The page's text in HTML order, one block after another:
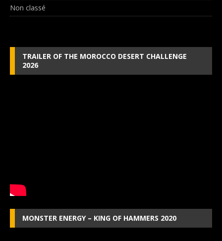
Non classé
TRAILER OF THE MOROCCO DESERT CHALLENGE
2026
MONSTER ENERGY – KING OF HAMMERS 2020